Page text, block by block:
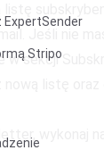
ExpertSender
Stripo
listę
Jeśli nie
w sekcji
listę oraz
wykonaj